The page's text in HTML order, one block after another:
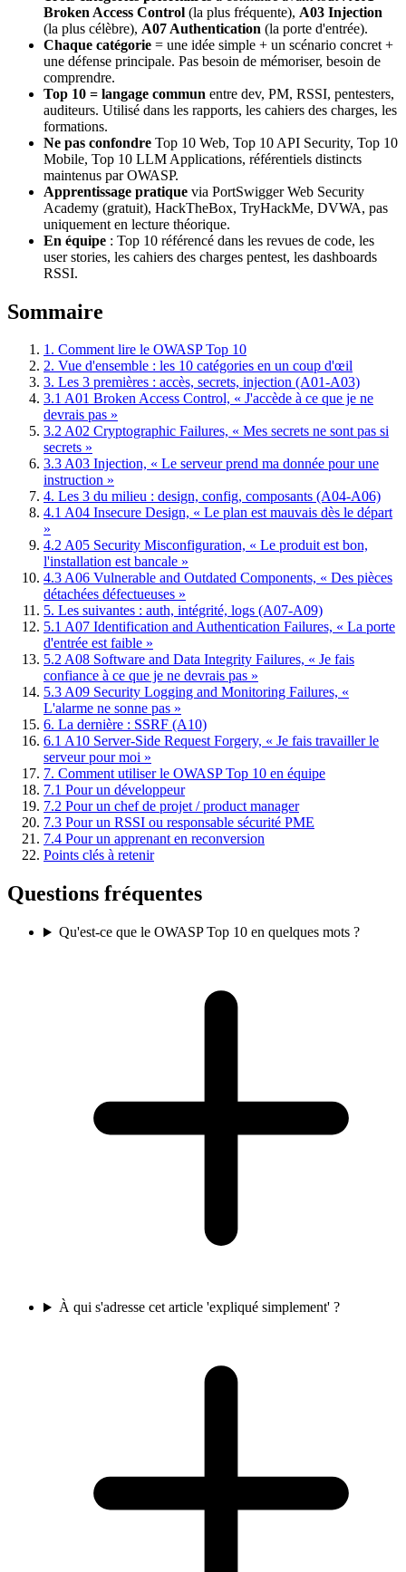
Broken Access Control (la plus fréquente), A03 Injection
(la plus célèbre), A07 Authentication (la porte d'entrée).
Chaque catégorie = une idée simple + un scénario concret +
une défense principale. Pas besoin de mémoriser, besoin de
comprendre.
Top 10 = langage commun entre dev, PM, RSSI, pentesters,
auditeurs. Utilisé dans les rapports, les cahiers des charges, les
formations.
Ne pas confondre Top 10 Web, Top 10 API Security, Top 10
Mobile, Top 10 LLM Applications, référentiels distincts
maintenus par OWASP.
Apprentissage pratique via PortSwigger Web Security
Academy (gratuit), HackTheBox, TryHackMe, DVWA, pas
uniquement en lecture théorique.
En équipe : Top 10 référencé dans les revues de code, les
user stories, les cahiers des charges pentest, les dashboards
RSSI.
Sommaire
1. Comment lire le OWASP Top 10
2. Vue d'ensemble : les 10 catégories en un coup d'œil
3. Les 3 premières : accès, secrets, injection (A01-A03)
3.1 A01 Broken Access Control, « J'accède à ce que je ne
devrais pas »
3.2 A02 Cryptographic Failures, « Mes secrets ne sont pas si
secrets »
3.3 A03 Injection, « Le serveur prend ma donnée pour une
instruction »
4. Les 3 du milieu : design, config, composants (A04-A06)
4.1 A04 Insecure Design, « Le plan est mauvais dès le départ
»
4.2 A05 Security Misconfiguration, « Le produit est bon,
l'installation est bancale »
4.3 A06 Vulnerable and Outdated Components, « Des pièces
détachées défectueuses »
5. Les suivantes : auth, intégrité, logs (A07-A09)
5.1 A07 Identification and Authentication Failures, « La porte
d'entrée est faible »
5.2 A08 Software and Data Integrity Failures, « Je fais
confiance à ce que je ne devrais pas »
5.3 A09 Security Logging and Monitoring Failures, «
L'alarme ne sonne pas »
6. La dernière : SSRF (A10)
6.1 A10 Server-Side Request Forgery, « Je fais travailler le
serveur pour moi »
7. Comment utiliser le OWASP Top 10 en équipe
7.1 Pour un développeur
7.2 Pour un chef de projet / product manager
7.3 Pour un RSSI ou responsable sécurité PME
7.4 Pour un apprenant en reconversion
Points clés à retenir
Questions fréquentes
Qu'est-ce que le OWASP Top 10 en quelques mots ?
À qui s'adresse cet article 'expliqué simplement' ?